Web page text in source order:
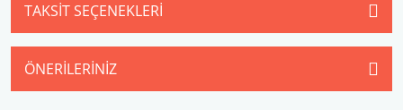
TAKSIT SEÇENEKLERI
ÖNERILERINIZ